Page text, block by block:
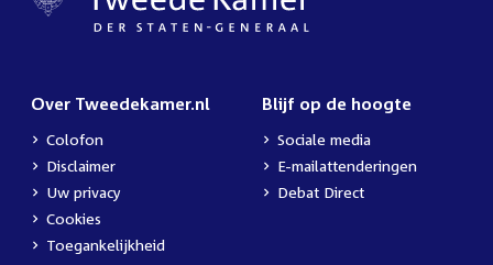
Over Tweedekamer.nl
Colofon
Disclaimer
Uw privacy
Cookies
Toegankelijkheid
Blijf op de hoogte
Sociale media
E-mailattenderingen
Debat Direct